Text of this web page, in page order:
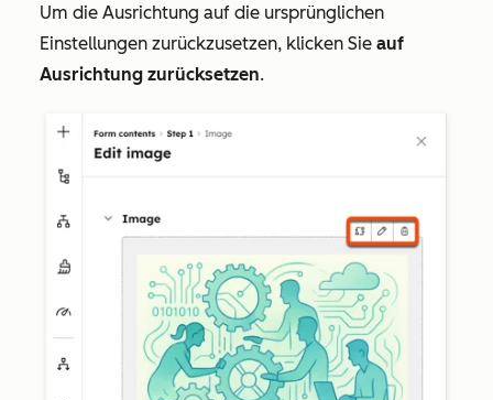
Um die Ausrichtung auf die ursprünglichen
Einstellungen zurückzusetzen, klicken Sie auf
Ausrichtung zurücksetzen.